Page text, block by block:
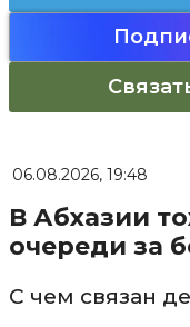
06.08.2026, 19:48
В Абхазии
очереди за
С чем связан